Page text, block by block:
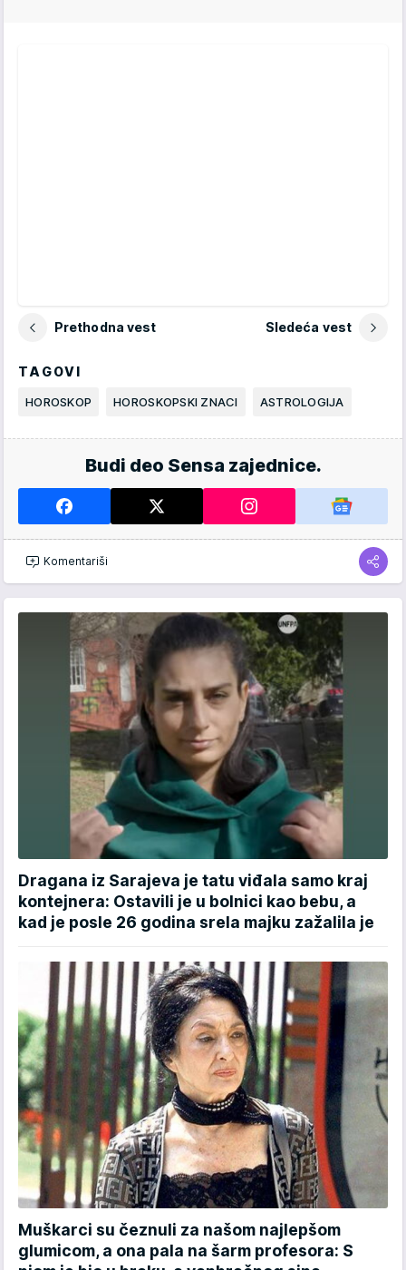
Prethodna vest Sledeća vest
TAGOVI
HOROSKOP HOROSKOPSKI ZNACI ASTROLOGIJA
Budi deo Sensa zajednice.
Komentariši
Dragana iz Sarajeva je tatu viđala samo kraj
kontejnera: Ostavili je u bolnici kao bebu, a
kad je posle 26 godina srela majku zažalila je
Muškarci su čeznuli za našom najlepšom
glumicom, a ona pala na šarm profesora: S